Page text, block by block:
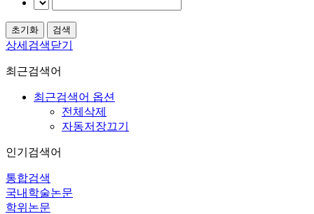
상세검색닫기
최근검색어
최근검색어 옵션
전체삭제
자동저장끄기
인기검색어
통합검색
국내학술논문
학위논문